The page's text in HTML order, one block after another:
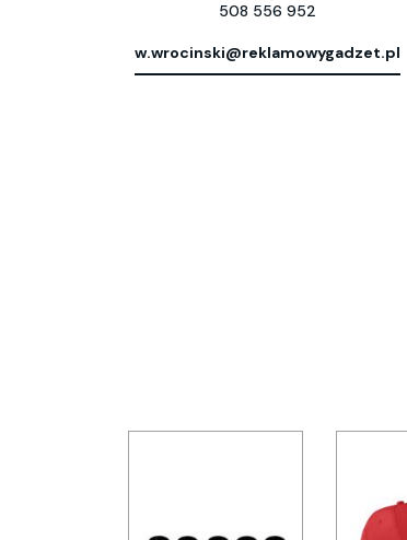
508 556 952
w.wrocinski@reklamowygadzet.pl